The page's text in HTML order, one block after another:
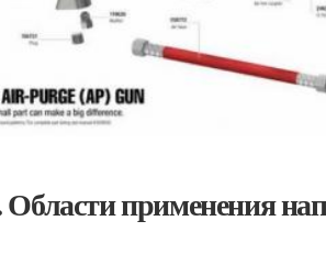
применения